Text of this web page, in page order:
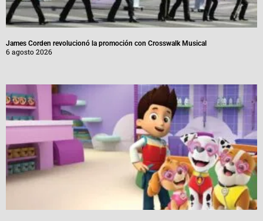
James Corden revolucionó la promoción con Crosswalk Musical
6 agosto 2026